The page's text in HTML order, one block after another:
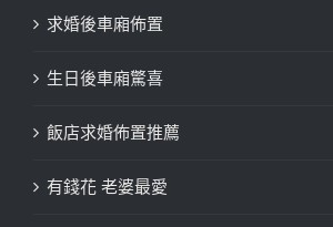
求婚後車廂佈置
生日後車廂驚喜
飯店求婚佈置推薦
有錢花 老婆最愛